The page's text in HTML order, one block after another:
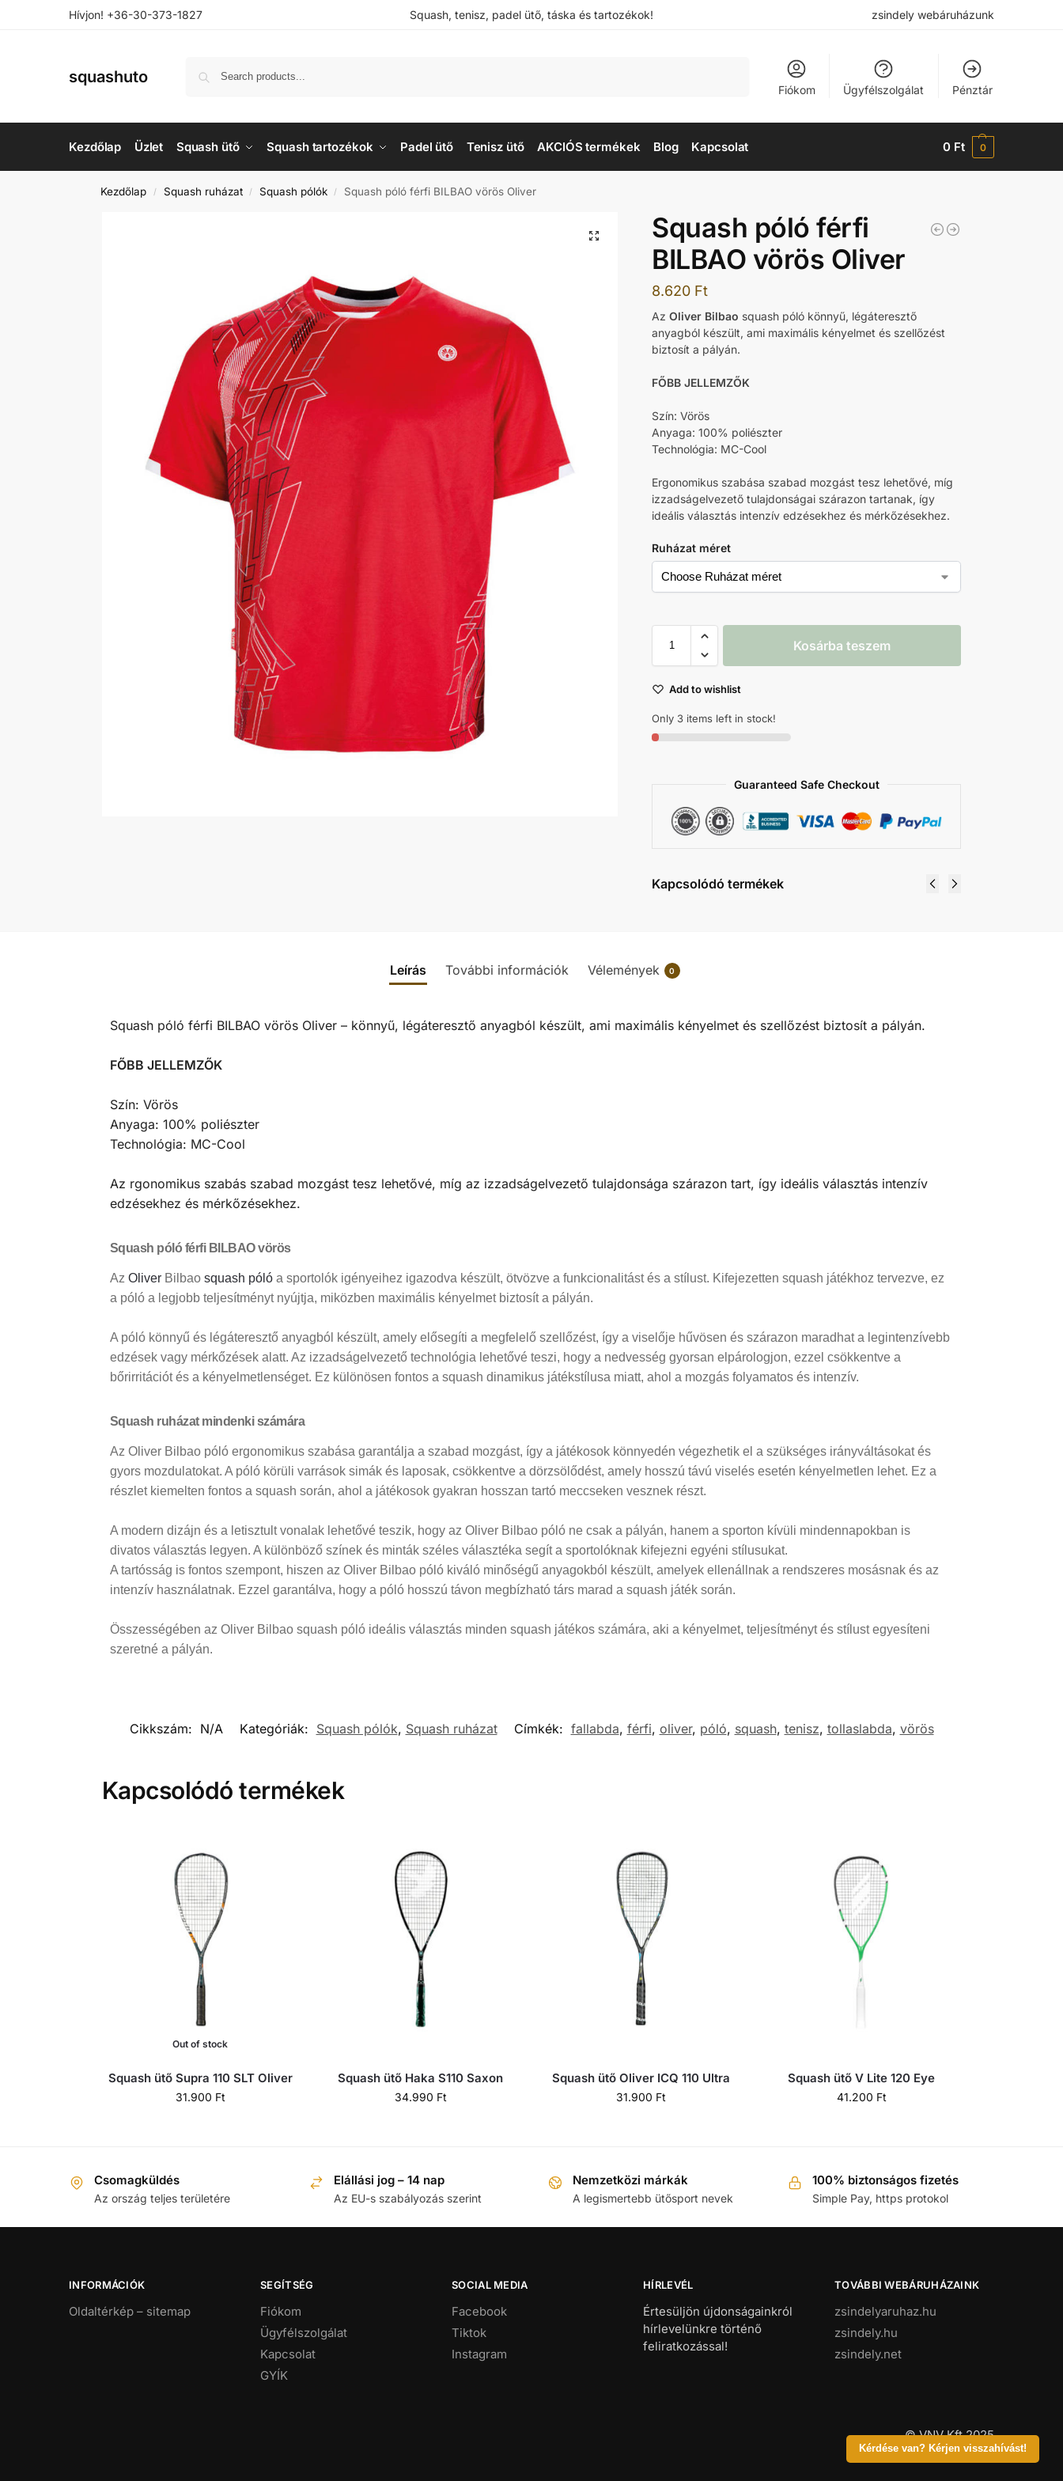
Hívjon! +36-30-373-1827 Squash, tenisz, padel ütő, táska és tartozékok! zsindely webáruházunk
squashuto
Fiókom Ügyfélszolgálat Pénztár
Kezdőlap Üzlet Squash ütő Squash tartozékok Padel ütő Tenisz ütő AKCIÓS termékek Blog Kapcsolat 0 Ft 0
Kezdőlap / Squash ruházat / Squash pólók / Squash póló férfi BILBAO vörös Oliver
Squash póló férfi
BILBAO vörös Oliver
8.620 Ft
AzOliver Bilbao squash póló könnyű, légáteresztő
anyagból készült, ami maximális kényelmet és szellőzést
biztosít a pályán.
FŐBB JELLEMZŐK
Szín: Vörös
Anyaga: 100% poliészter
Technológia: MC-Cool
Ergonomikus szabása szabad mozgást tesz lehetővé, míg
izzadságelvezető tulajdonságai szárazon tartanak, így
ideális választás intenzív edzésekhez és mérkőzésekhez.
Ruházat méret
Kosárba teszem
Add to wishlist
Only 3 items left in stock!
Guaranteed Safe Checkout
Kérdése van? Kérjen visszahívást!
Kapcsolódó termékek
Leírás További információk Vélemények 0
Squash póló férfi BILBAO vörös Oliver – könnyű, légáteresztő anyagból készült, ami maximális kényelmet és szellőzést biztosít a pályán.
FŐBB JELLEMZŐK
Szín: Vörös
Anyaga: 100% poliészter
Technológia: MC-Cool
Az rgonomikus szabás szabad mozgást tesz lehetővé, míg az izzadságelvezető tulajdonsága szárazon tart, így ideális választás intenzív
edzésekhez és mérkőzésekhez.
Squash póló férfi BILBAO vörös
Az OliverBilbao squash pólóa sportolók igényeihez igazodva készült, ötvözve a funkcionalitást és a stílust. Kifejezetten squash játékhoz tervezve, ez
a póló a legjobb teljesítményt nyújtja, miközben maximális kényelmet biztosít a pályán.
A póló könnyű és légáteresztő anyagból készült, amely elősegíti a megfelelő szellőzést, így a viselője hűvösen és szárazon maradhat a legintenzívebb
edzések vagy mérkőzések alatt. Az izzadságelvezető technológia lehetővé teszi, hogy a nedvesség gyorsan elpárologjon, ezzel csökkentve a
bőrirritációt és a kényelmetlenséget. Ez különösen fontos a squash dinamikus játékstílusa miatt, ahol a mozgás folyamatos és intenzív.
Squash ruházat mindenki számára
Az Oliver Bilbao póló ergonomikus szabása garantálja a szabad mozgást, így a játékosok könnyedén végezhetik el a szükséges irányváltásokat és
gyors mozdulatokat. A póló körüli varrások simák és laposak, csökkentve a dörzsölődést, amely hosszú távú viselés esetén kényelmetlen lehet. Ez a
részlet kiemelten fontos a squash során, ahol a játékosok gyakran hosszan tartó meccseken vesznek részt.
A modern dizájn és a letisztult vonalak lehetővé teszik, hogy az Oliver Bilbao póló ne csak a pályán, hanem a sporton kívüli mindennapokban is
divatos választás legyen. A különböző színek és minták széles választéka segít a sportolóknak kifejezni egyéni stílusukat.
A tartósság is fontos szempont, hiszen az Oliver Bilbao póló kiváló minőségű anyagokból készült, amelyek ellenállnak a rendszeres mosásnak és az
intenzív használatnak. Ezzel garantálva, hogy a póló hosszú távon megbízható társ marad a squash játék során.
Összességében az Oliver Bilbao squash póló ideális választás minden squash játékos számára, aki a kényelmet, teljesítményt és stílust egyesíteni
szeretné a pályán.
Cikkszám: N/A Kategóriák: Squash pólók, Squash ruházat Címkék: fallabda, férfi, oliver, póló, squash, tenisz, tollaslabda, vörös
Kapcsolódó termékek
Out of stock
Squash ütő Supra 110 SLT Oliver
31.900 Ft
Squash ütő Haka S110 Saxon
34.990 Ft
Squash ütő Oliver ICQ 110 Ultra
31.900 Ft
Squash ütő V Lite 120 Eye
41.200 Ft
Csomagküldés
Az ország teljes területére
Elállási jog – 14 nap
Az EU-s szabályozás szerint
Nemzetközi márkák
A legismertebb ütősport nevek
100% biztonságos fizetés
Simple Pay, https protokol
INFORMÁCIÓK
Oldaltérkép – sitemap
SEGÍTSÉG
Fiókom
Ügyfélszolgálat
Kapcsolat
GYÍK
SOCIAL MEDIA
Facebook
Tiktok
Instagram
HÍRLEVÉL
Értesüljön újdonságainkról
hírlevelünkre történő
feliratkozással!
TOVÁBBI WEBÁRUHÁZAINK
zsindelyaruhaz.hu
zsindely.hu
zsindely.net
© VNV Kft 2025
Ahol a minőség lakozik